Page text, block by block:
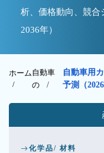
析、価格動向、競合
2036年）
ホーム
/
自動車
の /
自動車用
予測（
化学品/ 材料